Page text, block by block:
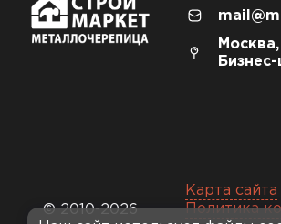
© 2010-2026
Карта сайта
Политика